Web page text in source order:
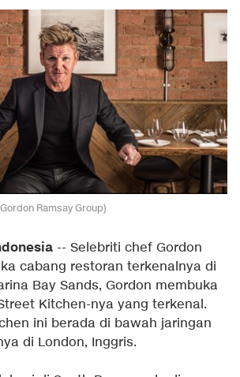
Ramsay Group)
-- Selebriti chef Gordon
cabang restoran terkenalnya di
Bay Sands, Gordon membuka
Kitchen-nya yang terkenal.
ini berada di bawah jaringan
di London, Inggris.